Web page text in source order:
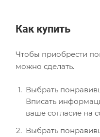
Как купить
Чтобы приобрести
можно сделать.
Выбрать
Вписать
ваше согласие на
Выбрать